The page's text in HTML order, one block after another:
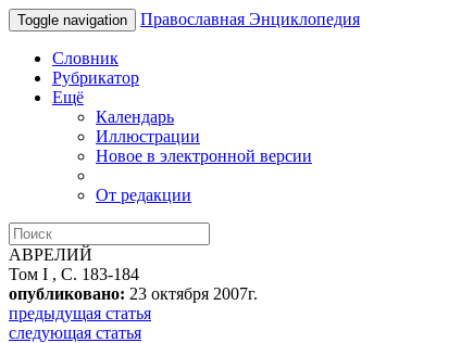
Toggle navigation Православная Энциклопедия
Словник
Рубрикатор
Ещё
Календарь
Иллюстрации
Новое в электронной версии
От редакции
АВРЕЛИЙ
Том I , С. 183-184
опубликовано: 23 октября 2007г.
предыдущая статья
следующая статья